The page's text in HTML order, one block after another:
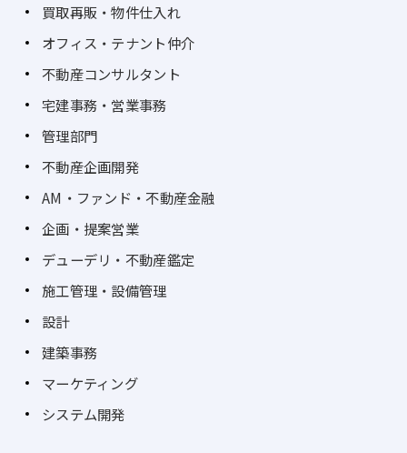
買取再販・物件仕入れ
オフィス・テナント仲介
不動産コンサルタント
宅建事務・営業事務
管理部門
不動産企画開発
AM・ファンド・不動産金融
企画・提案営業
デューデリ・不動産鑑定
施工管理・設備管理
設計
建築事務
マーケティング
システム開発